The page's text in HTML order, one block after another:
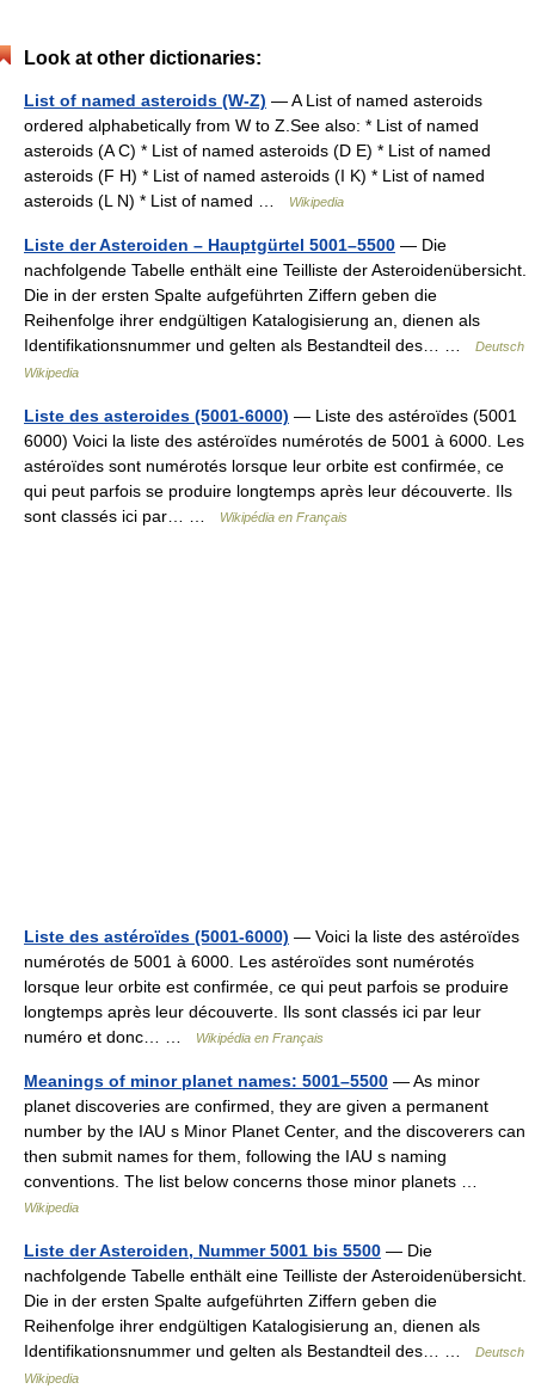
Look at other dictionaries:
List of named asteroids (W-Z) — A List of named asteroids
ordered alphabetically from W to Z.See also: * List of named
asteroids (A C) * List of named asteroids (D E) * List of named
asteroids (F H) * List of named asteroids (I K) * List of named
asteroids (L N) * List of named …
Wikipedia
Liste der Asteroiden – Hauptgürtel 5001–5500 — Die
nachfolgende Tabelle enthält eine Teilliste der Asteroidenübersicht.
Die in der ersten Spalte aufgeführten Ziffern geben die
Reihenfolge ihrer endgültigen Katalogisierung an, dienen als
Identifikationsnummer und gelten als Bestandteil des… …
Deutsch
Wikipedia
Liste des asteroides (5001-6000) — Liste des astéroïdes (5001
6000) Voici la liste des astéroïdes numérotés de 5001 à 6000. Les
astéroïdes sont numérotés lorsque leur orbite est confirmée, ce
qui peut parfois se produire longtemps après leur découverte. Ils
sont classés ici par… …
Wikipédia en Français
Liste des astéroïdes (5001-6000) — Voici la liste des astéroïdes
numérotés de 5001 à 6000. Les astéroïdes sont numérotés
lorsque leur orbite est confirmée, ce qui peut parfois se produire
longtemps après leur découverte. Ils sont classés ici par leur
numéro et donc… …
Wikipédia en Français
Meanings of minor planet names: 5001–5500 — As minor
planet discoveries are confirmed, they are given a permanent
number by the IAU s Minor Planet Center, and the discoverers can
then submit names for them, following the IAU s naming
conventions. The list below concerns those minor planets …
Wikipedia
Liste der Asteroiden, Nummer 5001 bis 5500 — Die
nachfolgende Tabelle enthält eine Teilliste der Asteroidenübersicht.
Die in der ersten Spalte aufgeführten Ziffern geben die
Reihenfolge ihrer endgültigen Katalogisierung an, dienen als
Identifikationsnummer und gelten als Bestandteil des… …
Deutsch
Wikipedia